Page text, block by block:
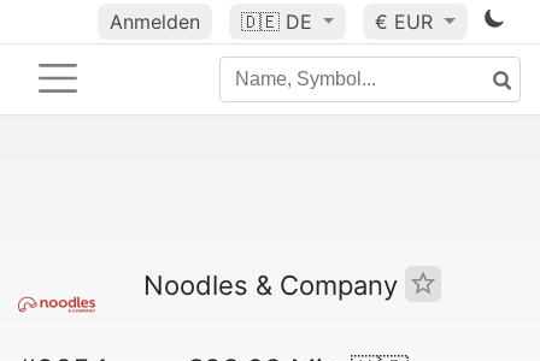
Anmelden 🇩🇪 DE € EUR
Noodles & Company